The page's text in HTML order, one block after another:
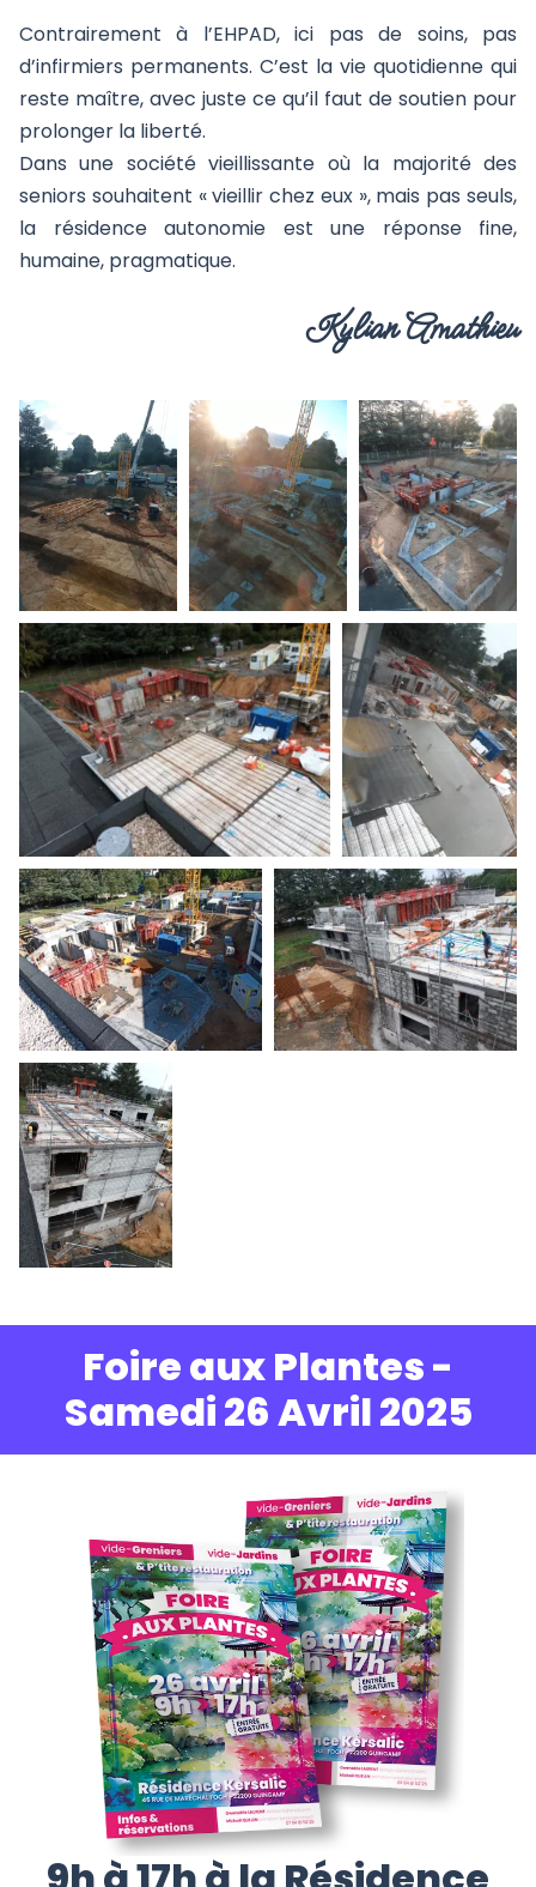
Contrairement à l’EHPAD, ici pas de soins, pas
d’infirmiers permanents. C’est la vie quotidienne qui
reste maître, avec juste ce qu’il faut de soutien pour
prolonger la liberté.
Dans une société vieillissante où la majorité des
seniors souhaitent « vieillir chez eux », mais pas seuls,
la résidence autonomie est une réponse fine,
humaine, pragmatique.
Kylian Amathieu
Foire aux Plantes -
Samedi 26 Avril 2025